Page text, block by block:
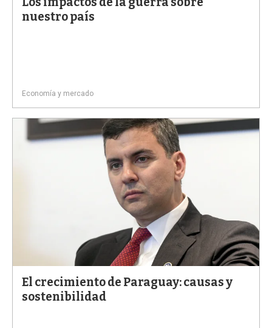
nuestro país
Economía y mercado
El crecimiento de Paraguay: causas y
sostenibilidad